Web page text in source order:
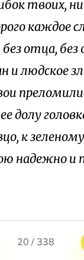
твоих,
каждое
отца, без
и людское
долу
к
надежно и
20 / 338